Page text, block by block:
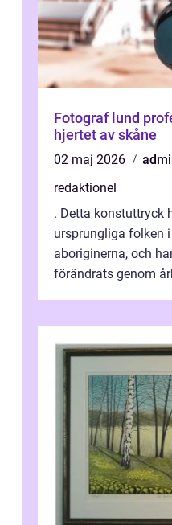
Fotograf lund profesjonell fotografi i
hjertet av skåne
02 maj 2026
redaktionel
. Detta konstuttryck
ursprungliga folken
aboriginerna, och
förändrats genom